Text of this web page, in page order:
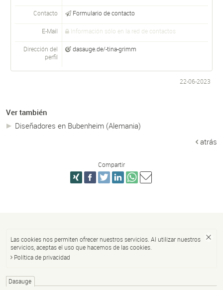
Contacto Formulario de contacto
E-Mail Información sólo en la red de contactos
Dirección del
perfil
dasauge.de/-tina-grimm
22-06-2023
Ver también
Diseñadores en Bubenheim (Alemania)
atrás
Compartir
Las cookies nos permiten ofrecer nuestros servicios. Al utilizar nuestros
servicios, aceptas el uso que hacemos de las cookies.
Política de privacidad
Dasauge